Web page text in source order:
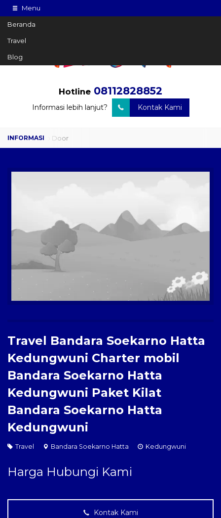
Menu
Beranda
Travel
Blog
Hotline 08112828852
Informasi lebih lanjut? Kontak Kami
Travel Door to Door
Paket Kilat
Pengiriman Barang
Travel Bandara Soekarno Hatta
Kedungwuni Charter mobil
Bandara Soekarno Hatta
Kedungwuni Paket Kilat
Bandara Soekarno Hatta
Kedungwuni
Travel Bandara Soekarno Hatta Kedungwuni
Harga Hubungi Kami
Kontak Kami